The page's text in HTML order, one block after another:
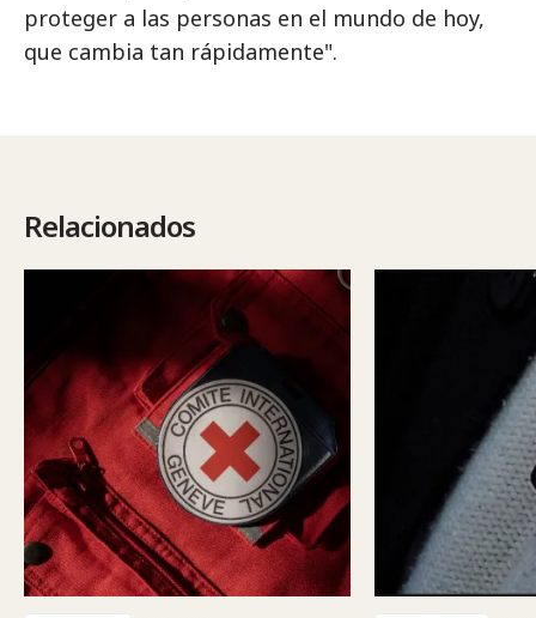
proteger a las personas en el mundo de hoy,
que cambia tan rápidamente".
Relacionados